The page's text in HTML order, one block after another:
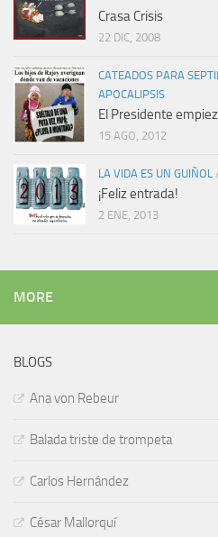
Crasa Crisis
22 DIC, 2008
CATEADOS PARA
APOCALIPSIS
El Presidente
15 AGO, 2012
LA VIDA ES UN GUIÑOL
¡Feliz entrada!
2 ENE, 2013
MORE
BLOGS
Ana von Rebeur
Balada triste de trompeta
Carlos Hernández
César Mallorquí